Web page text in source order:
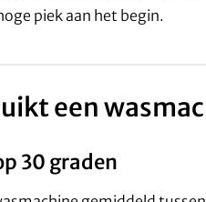
piek aan het begin.
een
30 graden